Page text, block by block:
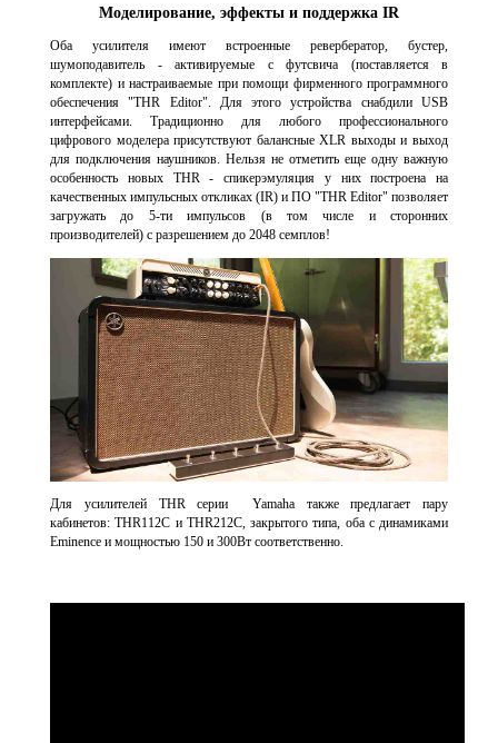
Моделирование, эффекты и поддержка IR
Оба усилителя имеют встроенные ревербератор, бустер,
шумоподавитель - активируемые с футсвича (поставляется в
комплекте) и настраиваемые при помощи фирменного программного
обеспечения "THR Editor". Для этого устройства снабдили USB
интерфейсами. Традиционно для любого профессионального
цифрового моделера присутствуют балансные XLR выходы и выход
для подключения наушников. Нельзя не отметить еще одну важную
особенность новых THR - спикерэмуляция у них построена на
качественных импульсных откликах (IR) и ПО "THR Editor" позволяет
загружать до 5-ти импульсов (в том числе и сторонних
производителей) с разрешением до 2048 семплов!
Для усилителей THR серии Yamaha также предлагает пару
кабинетов:THR112C и THR212C, закрытого типа, оба с динамиками
Eminence и мощностью 150 и 300Вт соответственно.